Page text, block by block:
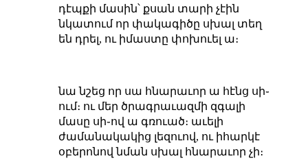
դէպքի մասին՝ քսան տարի չէին
նկատում որ փակագիծը սխալ տեղ
են դրել, ու իմաստը փոխուել ա։
նա նշեց որ սա հնարաւոր ա հէնց սի֊
ում։ ու մեր ծրագրաւազմի զգալի
մասը սի֊ով ա գռուած։ աւելի
ժամանակակից լեզուով, ու իհարկէ
օբերոնով նման սխալ հնարաւոր չի։